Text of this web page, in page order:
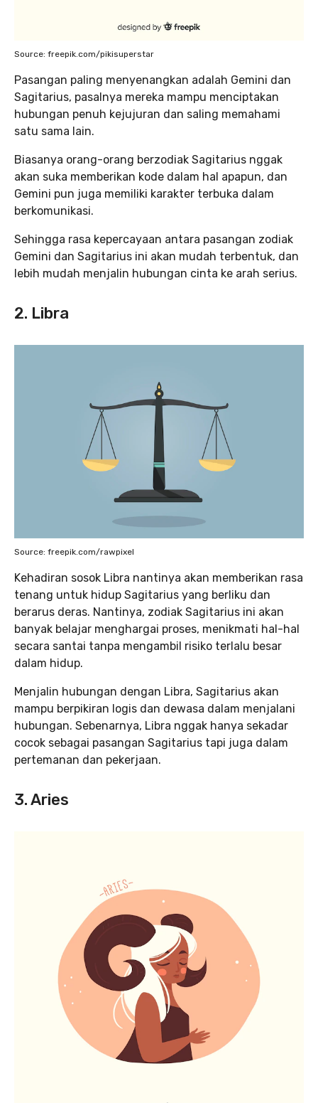
Source: freepik.com/pikisuperstar
Pasangan paling menyenangkan adalah Gemini dan
Sagitarius, pasalnya mereka mampu menciptakan
hubungan penuh kejujuran dan saling memahami
satu sama lain.
Biasanya orang-orang berzodiak Sagitarius nggak
akan suka memberikan kode dalam hal apapun, dan
Gemini pun juga memiliki karakter terbuka dalam
berkomunikasi.
Sehingga rasa kepercayaan antara pasangan zodiak
Gemini dan Sagitarius ini akan mudah terbentuk, dan
lebih mudah menjalin hubungan cinta ke arah serius.
2. Libra
Source: freepik.com/rawpixel
Kehadiran sosok Libra nantinya akan memberikan rasa
tenang untuk hidup Sagitarius yang berliku dan
berarus deras. Nantinya, zodiak Sagitarius ini akan
banyak belajar menghargai proses, menikmati hal-hal
secara santai tanpa mengambil risiko terlalu besar
dalam hidup.
Menjalin hubungan dengan Libra, Sagitarius akan
mampu berpikiran logis dan dewasa dalam menjalani
hubungan. Sebenarnya, Libra nggak hanya sekadar
cocok sebagai pasangan Sagitarius tapi juga dalam
pertemanan dan pekerjaan.
3. Aries